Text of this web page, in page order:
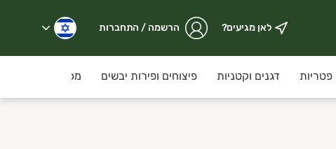
לאן מגיעים? הרשמה / התחברות
פטריות דגנים וקטניות פיצוחים ופירות יבשים מכולת